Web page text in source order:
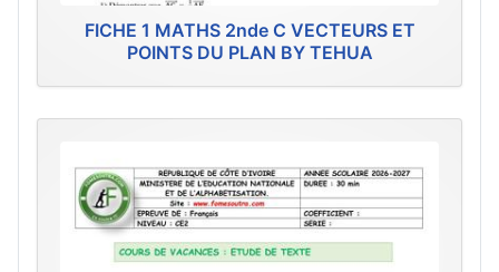
FICHE 1 MATHS 2nde C VECTEURS ET
POINTS DU PLAN BY TEHUA